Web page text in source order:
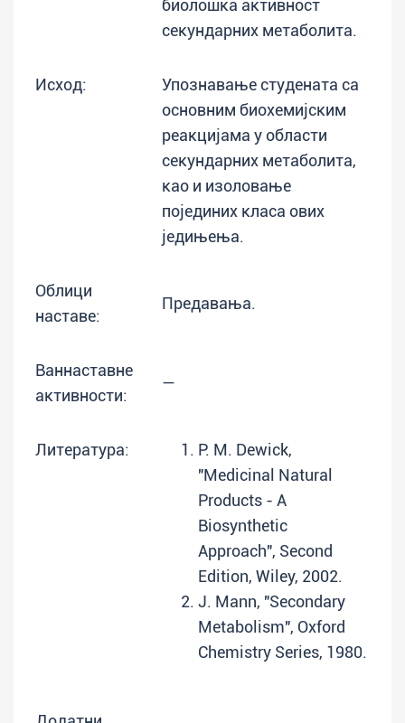
биолошка активност
секундарних метаболита.
Исход:
Упознавање студената са
основним биохемијским
реакцијама у области
секундарних метаболита,
као и изоловање
појединих класа ових
једињења.
Облици
наставе:
Предавања.
Ваннаставне
активности:
—
Литература:
P. M. Dewick,
"Medicinal Natural
Products - A
Biosynthetic
Approach", Second
Edition, Wiley, 2002.
J. Mann, "Secondary
Metabolism", Oxford
Chemistry Series, 1980.